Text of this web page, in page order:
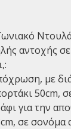
αντοχής
με
για την
σε